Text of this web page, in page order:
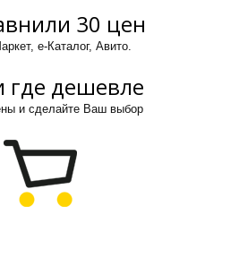
30 цен
е-Каталог, Авито.
дешевле
и сделайте Ваш выбор